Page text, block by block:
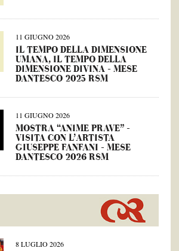
11 GIUGNO 2026
IL TEMPO DELLA DIMENSIONE
UMANA, IL TEMPO DELLA
DIMENSIONE DIVINA – MESE
DANTESCO 2025 RSM
11 GIUGNO 2026
MOSTRA “ANIME PRAVE” –
VISITA CON L’ARTISTA
GIUSEPPE FANFANI – MESE
DANTESCO 2026 RSM
8 LUGLIO 2026